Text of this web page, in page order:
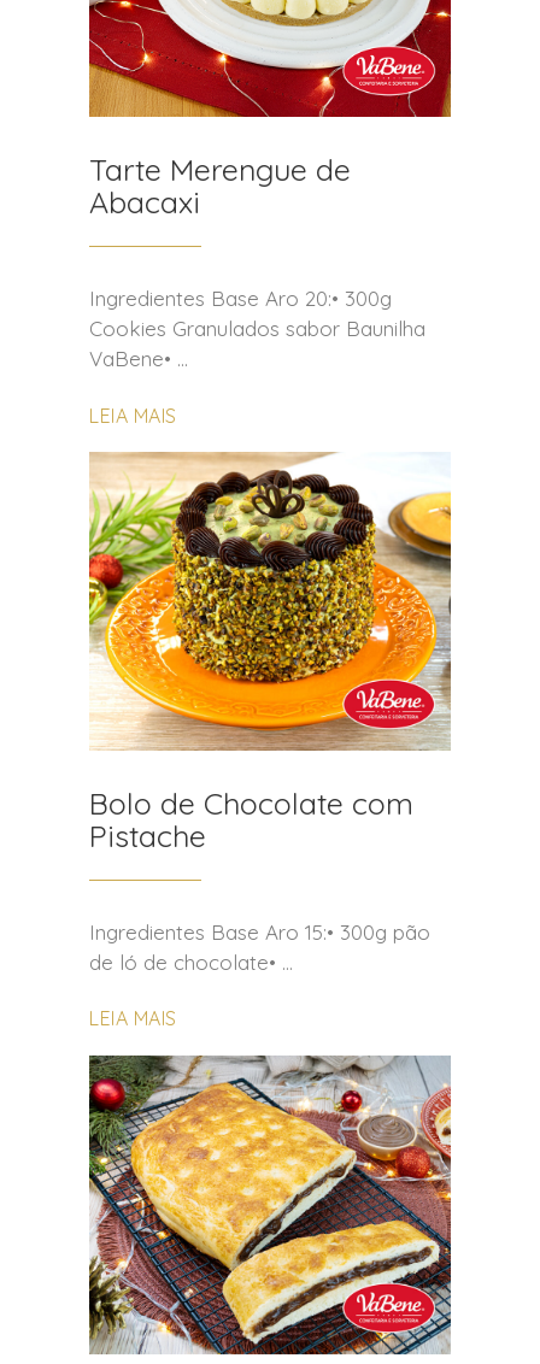
Tarte Merengue de
Abacaxi
Ingredientes Base Aro 20:• 300g
Cookies Granulados sabor Baunilha
VaBene•
LEIA MAIS
Bolo de Chocolate com
Pistache
Ingredientes Base Aro 15:• 300g pão
de ló de chocolate•
LEIA MAIS